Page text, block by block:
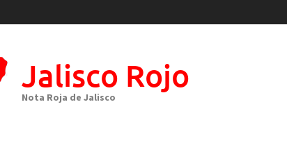
Jalisco Rojo
Nota Roja de Jalisco